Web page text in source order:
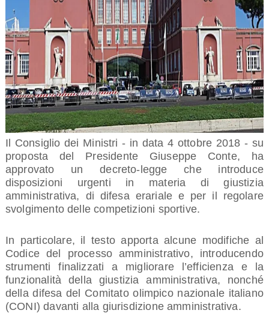
Il Consiglio dei Ministri - in data 4 ottobre 2018 - su
proposta del Presidente Giuseppe Conte, ha
approvato un decreto-legge che introduce
disposizioni urgenti in materia di giustizia
amministrativa, di difesa erariale e per il regolare
svolgimento delle competizioni sportive.
In particolare, il testo apporta alcune modifiche al
Codice del processo amministrativo, introducendo
strumenti finalizzati a migliorare l’efficienza e la
funzionalità della giustizia amministrativa, nonché
della difesa del Comitato olimpico nazionale italiano
(CONI) davanti alla giurisdizione amministrativa.